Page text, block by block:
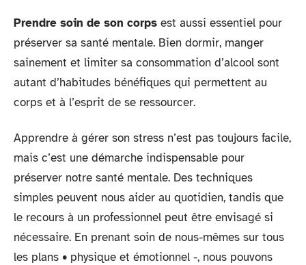
Prendre soin de son corps est aussi essentiel pour
préserver sa santé mentale. Bien dormir, manger
sainement et limiter sa consommation d’alcool sont
autant d’habitudes bénéfiques qui permettent au
corps et à l’esprit de se ressourcer.
Apprendre à gérer son stress n’est pas toujours facile,
mais c’est une démarche indispensable pour
préserver notre santé mentale. Des techniques
simples peuvent nous aider au quotidien, tandis que
le recours à un professionnel peut être envisagé si
nécessaire. En prenant soin de nous-mêmes sur tous
les plans • physique et émotionnel -, nous pouvons